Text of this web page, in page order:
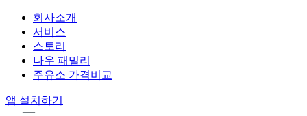
회사소개
서비스
스토리
나우 패밀리
주유소 가격비교
앱 설치하기